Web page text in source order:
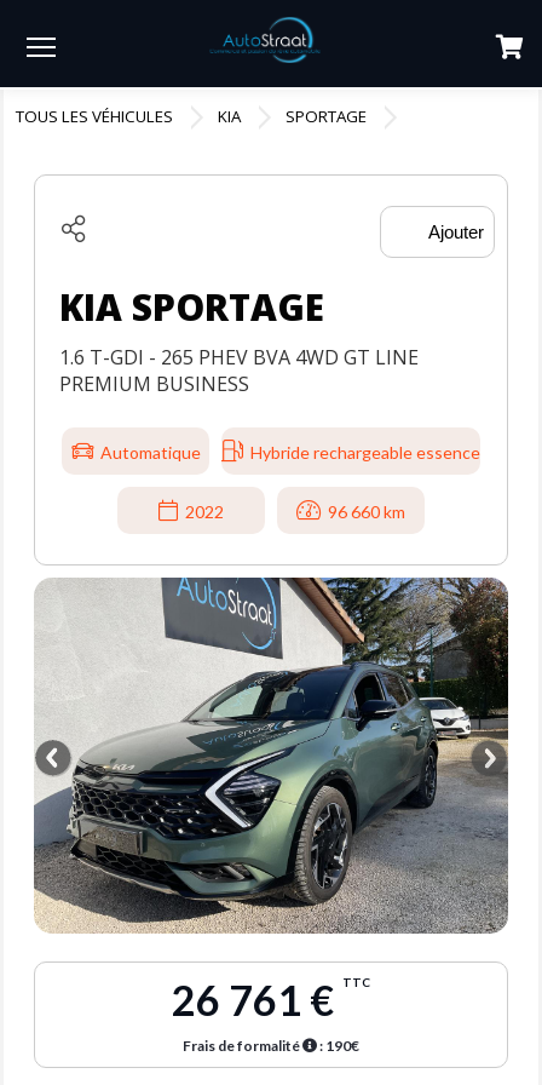
TOUS LES VÉHICULES KIA SPORTAGE
Ajouter
KIA SPORTAGE
1.6 T-GDI - 265 PHEV BVA 4WD GT LINE
PREMIUM BUSINESS
Automatique Hybride rechargeable essence
2022 96 660 km
26 761 € TTC
Frais de formalité : 190€